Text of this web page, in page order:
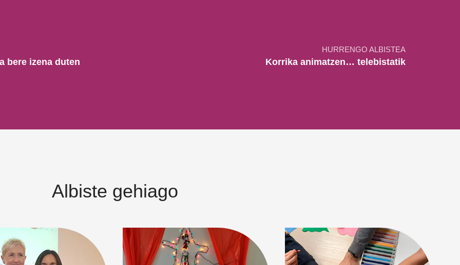
bere izena duten
HURRENGO ALBISTEA
Korrika animatzen… telebistatik
Albiste gehiago